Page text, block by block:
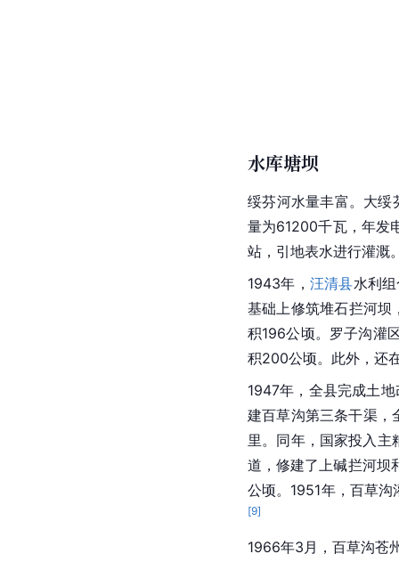
水库塘坝
绥芬河水量丰富。大
量为61200千瓦，年发
站，引地表水进行灌溉
1943年， 汪清县水利
基础上修筑堆石拦河坝
积196公顷。罗子沟灌
积200公顷。此外，还
1947年，全县完成土
建百草沟第三条干渠
里。同年，国家投入
道，修建了上碱拦河坝
公顷。1951年，百草
[9]
1966年3月，百草沟苍